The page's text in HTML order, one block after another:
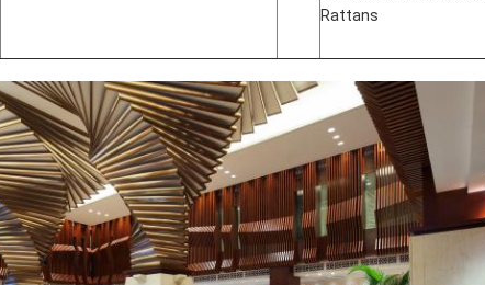
Rattans